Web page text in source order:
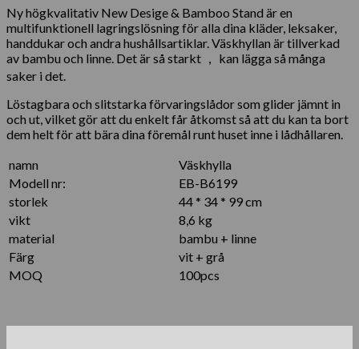
Ny högkvalitativ New Desige & Bamboo Stand är en
multifunktionell lagringslösning för alla dina kläder, leksaker,
handdukar och andra hushållsartiklar. Väskhyllan är tillverkad
av bambu och linne. Det är så starkt ， kan lägga så många
saker i det.
Löstagbara och slitstarka förvaringslådor som glider jämnt in
och ut, vilket gör att du enkelt får åtkomst så att du kan ta bort
dem helt för att bära dina föremål runt huset inne i lådhållaren.
namn
Väskhylla
Modell nr:
EB-B6199
storlek
44 * 34 * 99 cm
vikt
8,6 kg
material
bambu + linne
Färg
vit + grå
MOQ
100pcs